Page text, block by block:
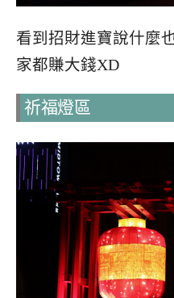
看到招財進寶說什麼
家都賺大錢XD
祈福燈區